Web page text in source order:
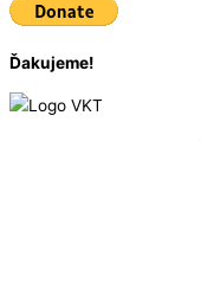
Ďakujeme!